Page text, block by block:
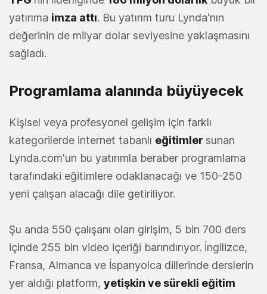
yatırıma imza attı. Bu yatırım turu Lynda'nın
değerinin de milyar dolar seviyesine yaklaşmasını
sağladı.
Programlama alanında büyüyecek
Kişisel veya profesyonel gelişim için farklı
kategorilerde internet tabanlı eğitimler sunan
Lynda.com'un bu yatırımla beraber programlama
tarafındaki eğitimlere odaklanacağı ve 150-250
yeni çalışan alacağı dile getiriliyor.
Şu anda 550 çalışanı olan girişim, 5 bin 700 ders
içinde 255 bin video içeriği barındırıyor. İngilizce,
Fransa, Almanca ve İspanyolca dillerinde derslerin
yer aldığı platform, yetişkin ve sürekli eğitim